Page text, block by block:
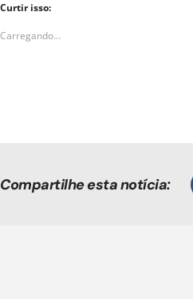
Curtir isso:
Carregando...
Compartilhe esta notícia: